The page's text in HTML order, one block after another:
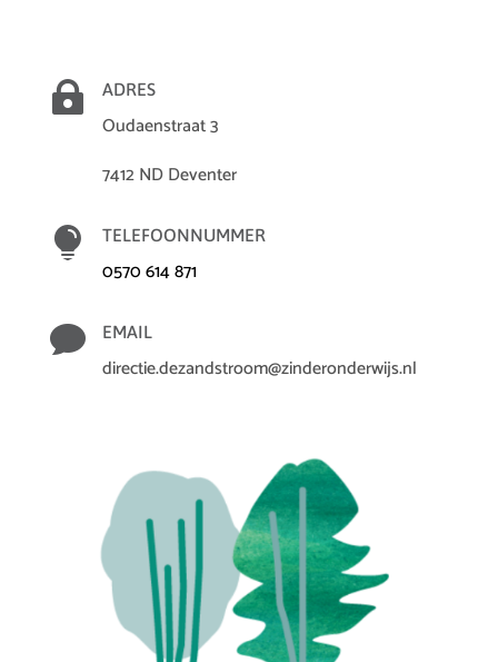
 ADRES
Oudaenstraat 3
7412 ND Deventer
 TELEFOONNUMMER
0570 614 871
 EMAIL
directie.dezandstroom@zinderonderwijs.nl